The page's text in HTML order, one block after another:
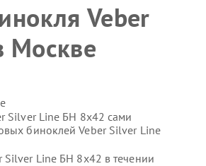
Veber
Москве
Silver Line БН 8x42 сами
биноклей Veber Silver Line
Line БН 8x42 в течении